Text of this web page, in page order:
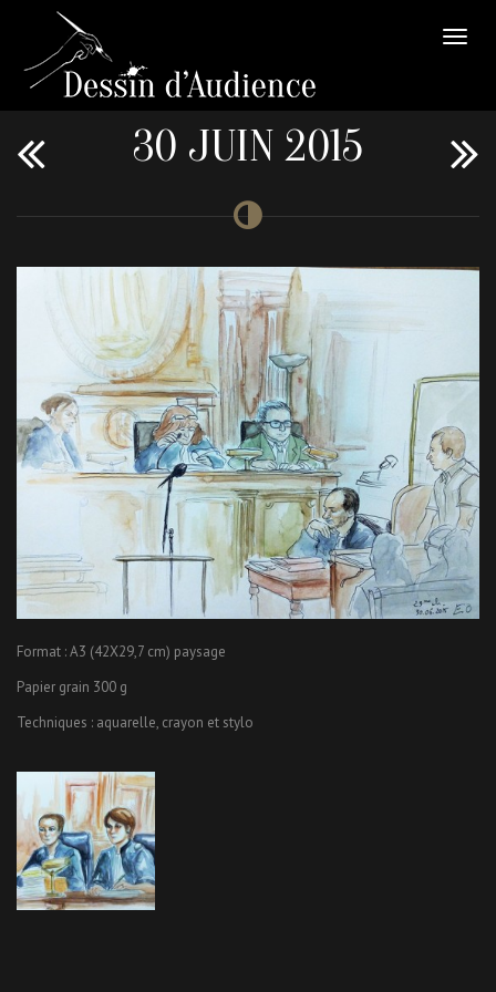
30 JUIN 2015
Format : A3 (42X29,7 cm) paysage
Papier grain 300 g
Techniques : aquarelle, crayon et stylo